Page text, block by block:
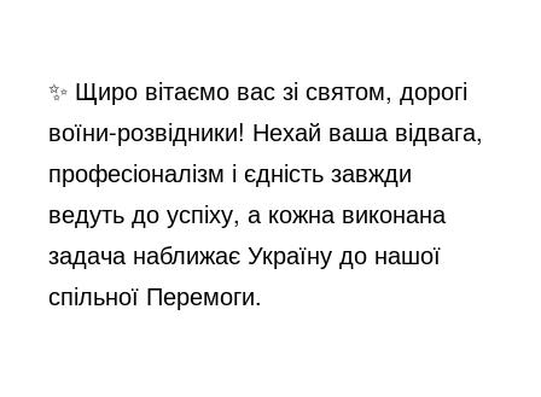
✨ Щиро вітаємо вас зі святом, дорогі
воїни-розвідники! Нехай ваша відвага,
професіоналізм і єдність завжди
ведуть до успіху, а кожна виконана
задача наближає Україну до нашої
спільної Перемоги.